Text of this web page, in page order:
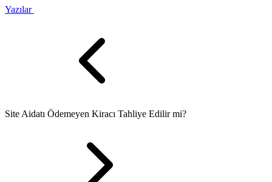
Yazılar
Site Aidatı Ödemeyen Kiracı Tahliye Edilir mi?